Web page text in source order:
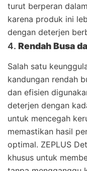
turut berperan
karena produk ini
dengan deterjen
4. Rendah Busa
Salah satu
kandungan rendah
dan efisien
deterjen dengan
untuk mencegah
memastikan hasil
optimal. ZEPLUS
khusus untuk